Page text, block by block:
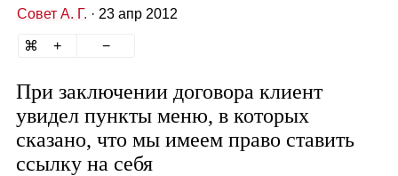
Совет А. Г. · 23 апр 2012
При заключении договора клиент
увидел пункты меню, в которых
сказано, что мы имеем право ставить
ссылку на себя